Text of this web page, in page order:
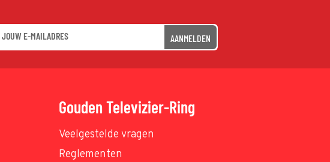
AANMELDEN
Gouden Televizier-Ring
Veelgestelde vragen
Reglementen